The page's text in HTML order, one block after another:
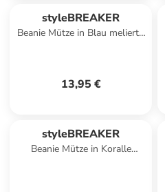
styleBREAKER
Beanie Mütze in Blau meliert /
13,95 €
styleBREAKER
Beanie Mütze in Koralle